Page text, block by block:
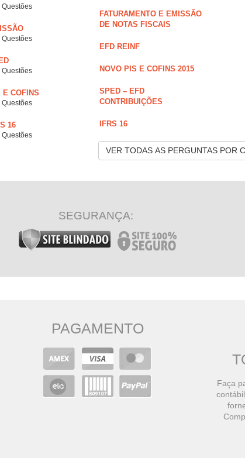
Questões
Questões
Questões
E COFINS
Questões
16
Questões
FATURAMENTO E EMISSÃO
DE NOTAS FISCAIS
EFD REINF
NOVO PIS E COFINS 2015
SPED – EFD
CONTRIBUIÇÕES
IFRS 16
VER TODAS AS PERGUNTAS POR
SEGURANÇA:
PAGAMENTO
Faça